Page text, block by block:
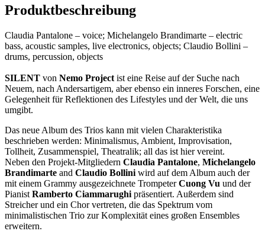
Produktbeschreibung
Claudia Pantalone – voice; Michelangelo Brandimarte – electric
bass, acoustic samples, live electronics, objects; Claudio Bollini –
drums, percussion, objects
SILENT von Nemo Project ist eine Reise auf der Suche nach
Neuem, nach Andersartigem, aber ebenso ein inneres Forschen, eine
Gelegenheit für Reflektionen des Lifestyles und der Welt, die uns
umgibt.
Das neue Album des Trios kann mit vielen Charakteristika
beschrieben werden: Minimalismus, Ambient, Improvisation,
Tollheit, Zusammenspiel, Theatralik; all das ist hier vereint.
Neben den Projekt-Mitgliedern Claudia Pantalone, Michelangelo
Brandimarte and Claudio Bollini wird auf dem Album auch der
mit einem Grammy ausgezeichnete TrompeterCuong Vu und der
Pianist Ramberto Ciammarughi präsentiert. Außerdem sind
Streicher und ein Chor vertreten, die das Spektrum vom
minimalistischen Trio zur Komplexität eines großen Ensembles
erweitern.